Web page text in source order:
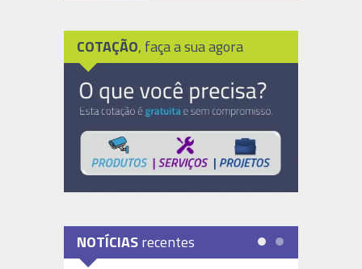
COTAÇÃO, faça a sua agora
NOTÍCIASrecentes